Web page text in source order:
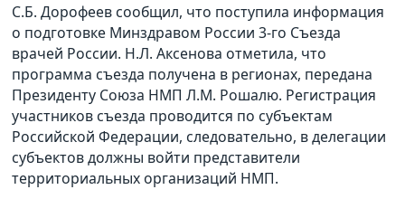
С.Б. Дорофеев сообщил, что поступила информация
о подготовке Минздравом России 3-го Съезда
врачей России. Н.Л. Аксенова отметила, что
программа съезда получена в регионах, передана
Президенту Союза НМП Л.М. Рошалю. Регистрация
участников съезда проводится по субъектам
Российской Федерации, следовательно, в делегации
субъектов должны войти представители
территориальных организаций НМП.